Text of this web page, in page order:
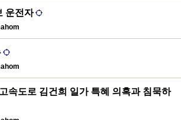
운전자
속도로 김건희 일가 특혜 의혹과 침묵하